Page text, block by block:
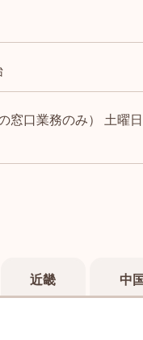
窓口業務のみ） 土曜
近畿 中国